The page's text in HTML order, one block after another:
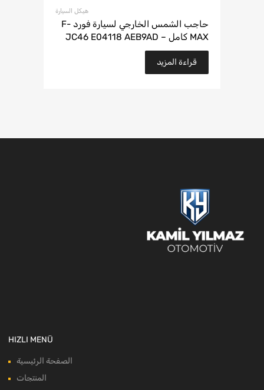
هيكل السيارة
حاجب الشمس الخارجي لسيارة فورد F-
MAX كامل – JC46 E04118 AEB9AD
قراءة المزيد
HIZLI MENÜ
الصفحة الرئيسية
المنتجات